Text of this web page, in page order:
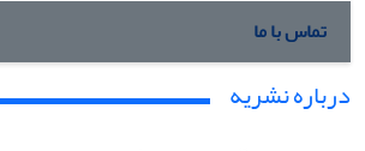
تماس با ما
درباره نشریه